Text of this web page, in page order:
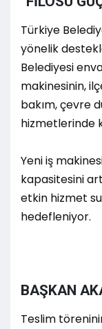
Türkiye
yönelik
Belediyesi
makinesinin,
bakım, çevre
hizmetlerinde
Yeni iş
kapasitesini
etkin hizmet
hedefleniyor.
BAŞKAN
Teslim